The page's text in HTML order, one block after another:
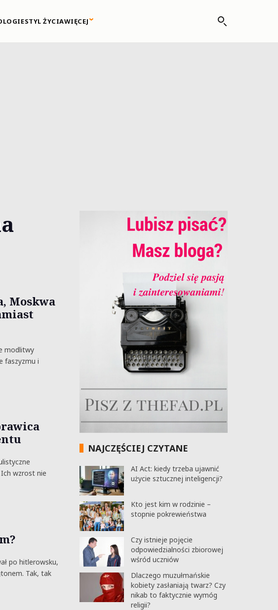
STYL ŻYCIAWIĘCEJ
Moskwa
modlitwy
faszyzmu i
wzrost nie
po hitlerowsku,
Tak, tak
NAJCZĘŚCIEJ CZYTANE
AI Act: kiedy trzeba ujawnić
użycie sztucznej inteligencji?
Kto jest kim w rodzinie –
stopnie pokrewieństwa
Czy istnieje pojęcie
odpowiedzialności zbiorowej
wśród uczniów
Dlaczego muzułmańskie
kobiety zasłaniają twarz? Czy
nikab to faktycznie wymóg
religii?